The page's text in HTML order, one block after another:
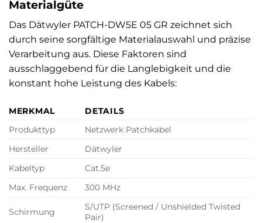
Materialgüte
Das Dätwyler PATCH-DW5E 05 GR zeichnet sich
durch seine sorgfältige Materialauswahl und präzise
Verarbeitung aus. Diese Faktoren sind
ausschlaggebend für die Langlebigkeit und die
konstant hohe Leistung des Kabels:
MERKMAL
DETAILS
Produkttyp
Netzwerk Patchkabel
Hersteller
Dätwyler
Kabeltyp
Cat.5e
Max. Frequenz
300 MHz
Schirmung
S/UTP (Screened / Unshielded Twisted
Pair)